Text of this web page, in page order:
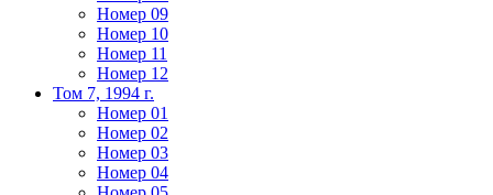
Номер 09
Номер 10
Номер 11
Номер 12
Том 7, 1994 г.
Номер 01
Номер 02
Номер 03
Номер 04